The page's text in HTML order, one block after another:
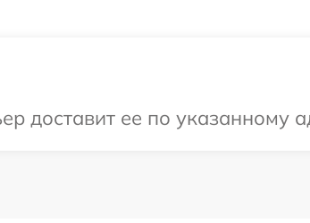
доставит ее по указанному